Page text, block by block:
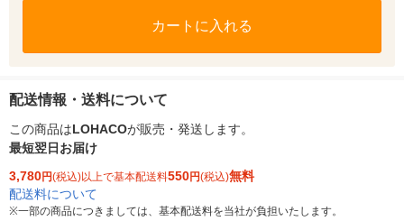
カートに入れる
配送情報・送料について
この商品はLOHACOが販売・発送します。
最短翌日お届け
3,780円(税込)以上で基本配送料550円(税込)無料
配送料について
※一部の商品につきましては、基本配送料を当社が負担いたします。